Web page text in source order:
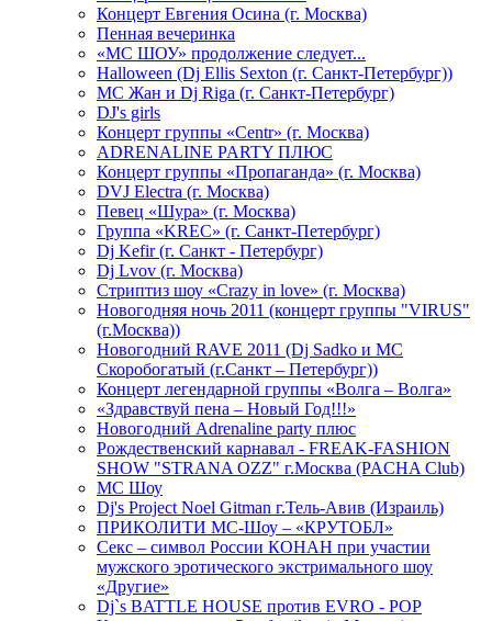
Концерт Евгения Осина (г. Москва)
Пенная вечеринка
«МС ШОУ» продолжение следует...
Halloween (Dj Ellis Sexton (г. Санкт-Петербург))
МС Жан и Dj Riga (г. Санкт-Петербург)
DJ's girls
Концерт группы «Centr» (г. Москва)
ADRENALINE PARTY ПЛЮС
Концерт группы «Пропаганда» (г. Москва)
DVJ Electra (г. Москва)
Певец «Шура» (г. Москва)
Группа «KREC» (г. Санкт-Петербург)
Dj Kefir (г. Санкт - Петербург)
Dj Lvov (г. Москва)
Стриптиз шоу «Crazy in love» (г. Москва)
Новогодняя ночь 2011 (концерт группы "VIRUS"
(г.Москва))
Новогодний RAVE 2011 (Dj Sadko и MC
Скоробогатый (г.Санкт – Петербург))
Концерт легендарной группы «Волга – Волга»
«Здравствуй пена – Новый Год!!!»
Новогодний Adrenaline party плюс
Рождественский карнавал - FREAK-FASHION
SHOW "STRANA OZZ" г.Москва (PACHA Club)
MC Шоу
Dj's Project Noel Gitman г.Тель-Авив (Израиль)
ПРИКОЛИТИ МС-Шоу – «КРУТОБЛ»
Секс – символ России КОНАН при участии
мужского эротического экстримального шоу
«Другие»
Dj`s BATTLE HOUSE против EVRO - POP